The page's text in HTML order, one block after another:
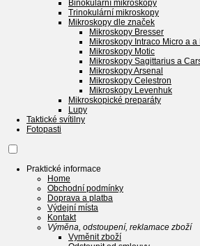
Binokulární mikroskopy
Trinokulární mikroskopy
Mikroskopy dle značek
Mikroskopy Bresser
Mikroskopy Intraco Micro a a
Mikroskopy Motic
Mikroskopy Sagittarius a
Mikroskopy Arsenal
Mikroskopy Celestron
Mikroskopy Levenhuk
Mikroskopické preparáty
Lupy
Taktické svítilny
Fotopasti
Praktické informace
Home
Obchodní podmínky
Doprava a platba
Výdejní místa
Kontakt
Výměna, odstoupení, reklamace zboží
Vyměnit zboží